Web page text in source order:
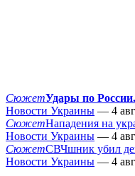
СюжетУдары по
Новости Украины — 4
СюжетНападения на
Новости Украины — 4
СюжетСВЧшник убил
Новости Украины — 4